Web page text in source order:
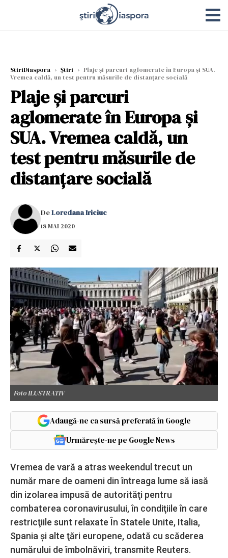
StiriDiaspora › Știri › Plaje şi parcuri aglomerate în Europa şi SUA.
Vremea caldă, un test pentru măsurile de distanţare socială
Plaje şi parcuri
aglomerate în Europa şi
SUA. Vremea caldă, un
test pentru măsurile de
distanţare socială
DeLoredana Iriciuc
18 MAI 2020
Foto ILUSTRATIV
Adaugă-ne ca sursă preferată în Google
Urmărește-ne pe Google News
Vremea de vară a atras weekendul trecut un
număr mare de oameni din întreaga lume să iasă
din izolarea impusă de autorităţi pentru
combaterea coronavirusului, în condiţiile în care
restricţiile sunt relaxate În Statele Unite, Italia,
Spania şi alte ţări europene, odată cu scăderea
numărului de îmbolnăviri, transmite Reuters.